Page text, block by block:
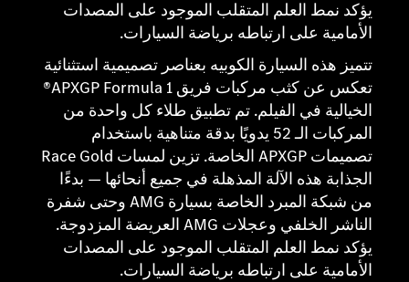
يؤكد نمط العلم المتقلب الموجود على المصدات
الأمامية على ارتباطه برياضة السيارات.
تتميز هذه السيارة الكوبيه بعناصر تصميمية استثنائية
تعكس عن كثب مركبات فريق APXGP Formula 1®
الخيالية في الفيلم. تم تطبيق طلاء كل واحدة من
المركبات الـ 52 يدويًا بدقة متناهية باستخدام
تصميمات APXGP الخاصة. تزين لمسات Race Gold
الجذابة هذه الآلة المذهلة في جميع أنحائها — بدءًا
من شبكة المبرد الخاصة بسيارة AMG وحتى شفرة
الناشر الخلفي وعجلات AMG العريضة المزدوجة.
يؤكد نمط العلم المتقلب الموجود على المصدات
الأمامية على ارتباطه برياضة السيارات.